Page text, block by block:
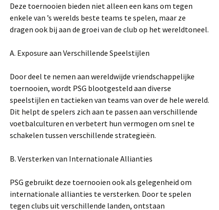
Deze toernooien bieden niet alleen een kans om tegen
enkele van ’s werelds beste teams te spelen, maar ze
dragen ook bij aan de groei van de club op het wereldtoneel.
A. Exposure aan Verschillende Speelstijlen
Door deel te nemen aan wereldwijde vriendschappelijke
toernooien, wordt PSG blootgesteld aan diverse
speelstijlen en tactieken van teams van over de hele wereld.
Dit helpt de spelers zich aan te passen aan verschillende
voetbalculturen en verbetert hun vermogen om snel te
schakelen tussen verschillende strategieën.
B. Versterken van Internationale Allianties
PSG gebruikt deze toernooien ook als gelegenheid om
internationale allianties te versterken. Door te spelen
tegen clubs uit verschillende landen, ontstaan